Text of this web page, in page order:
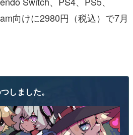
向けに2980円（税込）で7月
しました。